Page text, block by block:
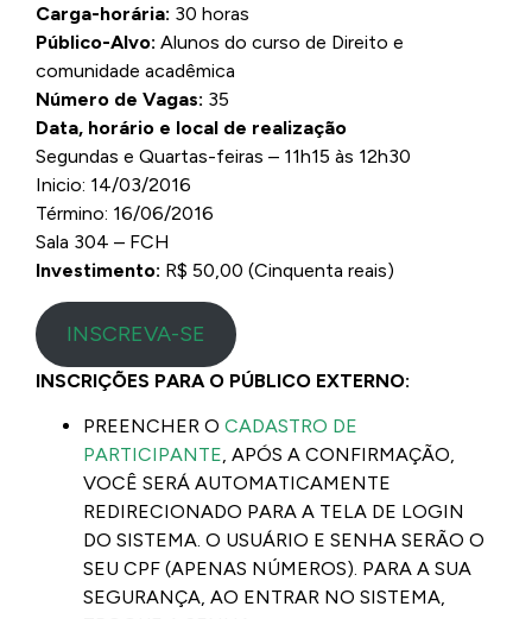
Carga-horária: 30 horas
Público-Alvo: Alunos do curso de Direito e
comunidade acadêmica
Número de Vagas: 35
Data, horário e local de realização
Segundas e Quartas-feiras – 11h15 às 12h30
Inicio: 14/03/2016
Término: 16/06/2016
Sala 304 – FCH
Investimento: R$ 50,00 (Cinquenta reais)
INSCREVA-SE
INSCRIÇÕES PARA O PÚBLICO EXTERNO:
PREENCHER O CADASTRO DE
PARTICIPANTE, APÓS A CONFIRMAÇÃO,
VOCÊ SERÁ AUTOMATICAMENTE
REDIRECIONADO PARA A TELA DE LOGIN
DO SISTEMA. O USUÁRIO E SENHA SERÃO O
SEU CPF (APENAS NÚMEROS). PARA A SUA
SEGURANÇA, AO ENTRAR NO SISTEMA,